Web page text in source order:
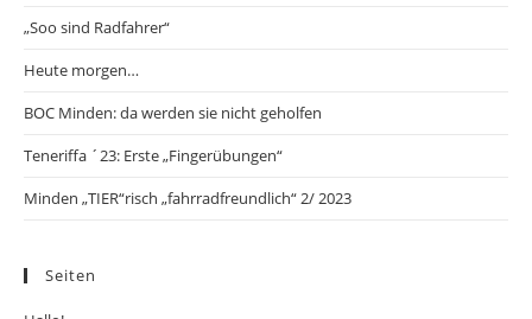
„Soo sind Radfahrer“
Heute morgen…
BOC Minden: da werden sie nicht geholfen
Teneriffa ´23: Erste „Fingerübungen“
Minden „TIER“risch „fahrradfreundlich“ 2/ 2023
Seiten